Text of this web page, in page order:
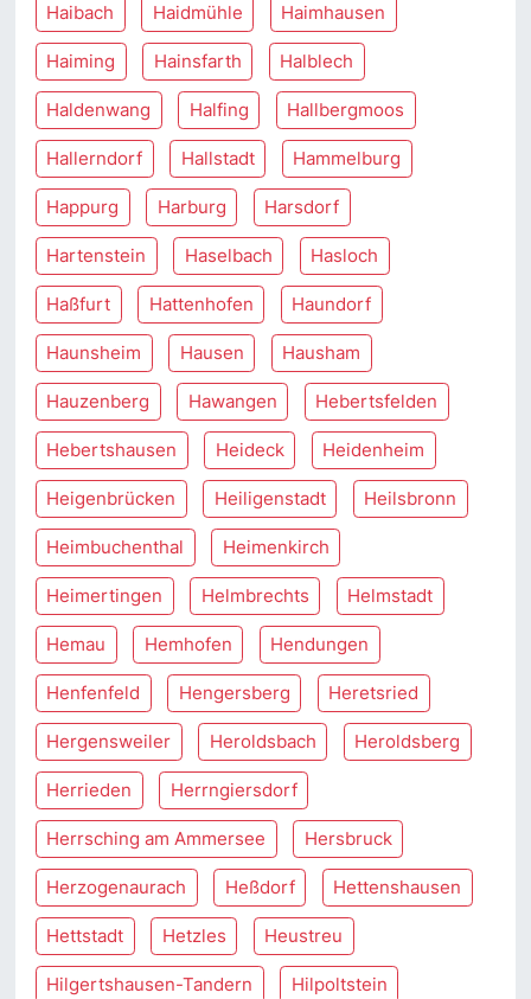
Haibach Haidmühle Haimhausen
Haiming Hainsfarth Halblech
Haldenwang Halfing Hallbergmoos
Hallerndorf Hallstadt Hammelburg
Happurg Harburg Harsdorf
Hartenstein Haselbach Hasloch
Haßfurt Hattenhofen Haundorf
Haunsheim Hausen Hausham
Hauzenberg Hawangen Hebertsfelden
Hebertshausen Heideck Heidenheim
Heigenbrücken Heiligenstadt Heilsbronn
Heimbuchenthal Heimenkirch
Heimertingen Helmbrechts Helmstadt
Hemau Hemhofen Hendungen
Henfenfeld Hengersberg Heretsried
Hergensweiler Heroldsbach Heroldsberg
Herrieden Herrngiersdorf
Herrsching am Ammersee Hersbruck
Herzogenaurach Heßdorf Hettenshausen
Hettstadt Hetzles Heustreu
Hilgertshausen-Tandern Hilpoltstein